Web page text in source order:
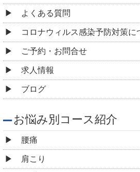
よくある質問
コロナウィルス感染予防対策に
ご予約・お問合せ
求人情報
ブログ
お悩み別コース紹介
腰痛
肩こり